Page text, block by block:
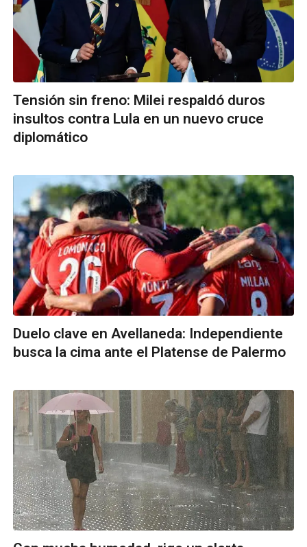
Tensión sin freno: Milei respaldó duros
insultos contra Lula en un nuevo cruce
diplomático
Duelo clave en Avellaneda: Independiente
busca la cima ante el Platense de Palermo